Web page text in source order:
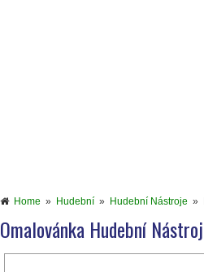
Home » Hudební » Hudební Nástroje »
Omalovánka Hudební